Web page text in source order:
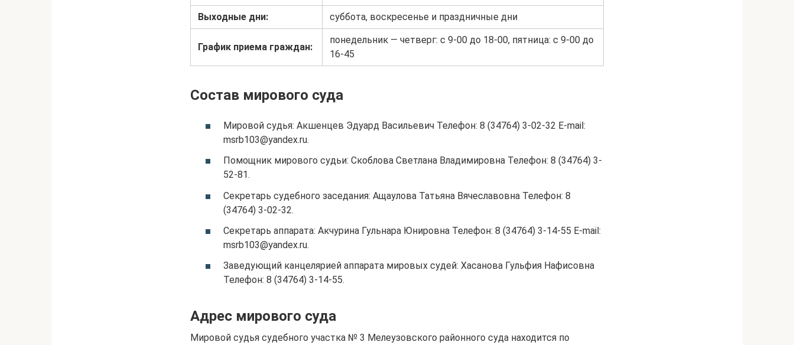
Выходные дни: суббота, воскресенье и праздничные дни
График приема граждан:
понедельник — четверг: с 9-00 до 18-00, пятница: с 9-00 до
16-45
Состав мирового суда
Мировой судья: Акшенцев Эдуард Васильевич Телефон: 8 (34764) 3-02-32 E-mail:
msrb103@yandex.ru.
Помощник мирового судьи: Скоблова Светлана Владимировна Телефон: 8 (34764) 3-
52-81.
Секретарь судебного заседания: Ащаулова Татьяна Вячеславовна Телефон: 8
(34764) 3-02-32.
Секретарь аппарата: Акчурина Гульнара Юнировна Телефон: 8 (34764) 3-14-55 E-mail:
msrb103@yandex.ru.
Заведующий канцелярией аппарата мировых судей: Хасанова Гульфия Нафисовна
Телефон: 8 (34764) 3-14-55.
Адрес мирового суда
Мировой судья судебного участка № 3 Мелеузовского районного суда находится по